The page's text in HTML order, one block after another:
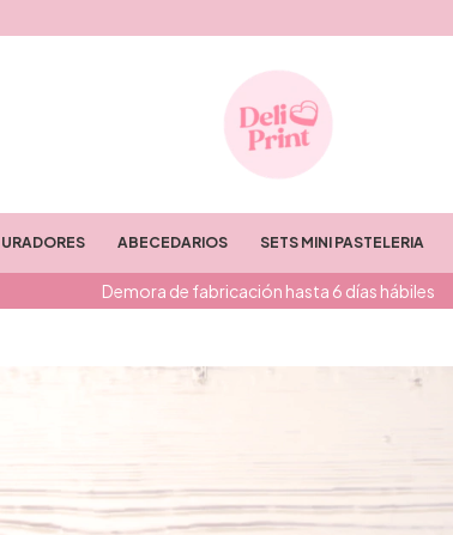
Demora de fabricación hasta 6 días hábiles
ABECEDARIOS SETS MINI PASTELERIA